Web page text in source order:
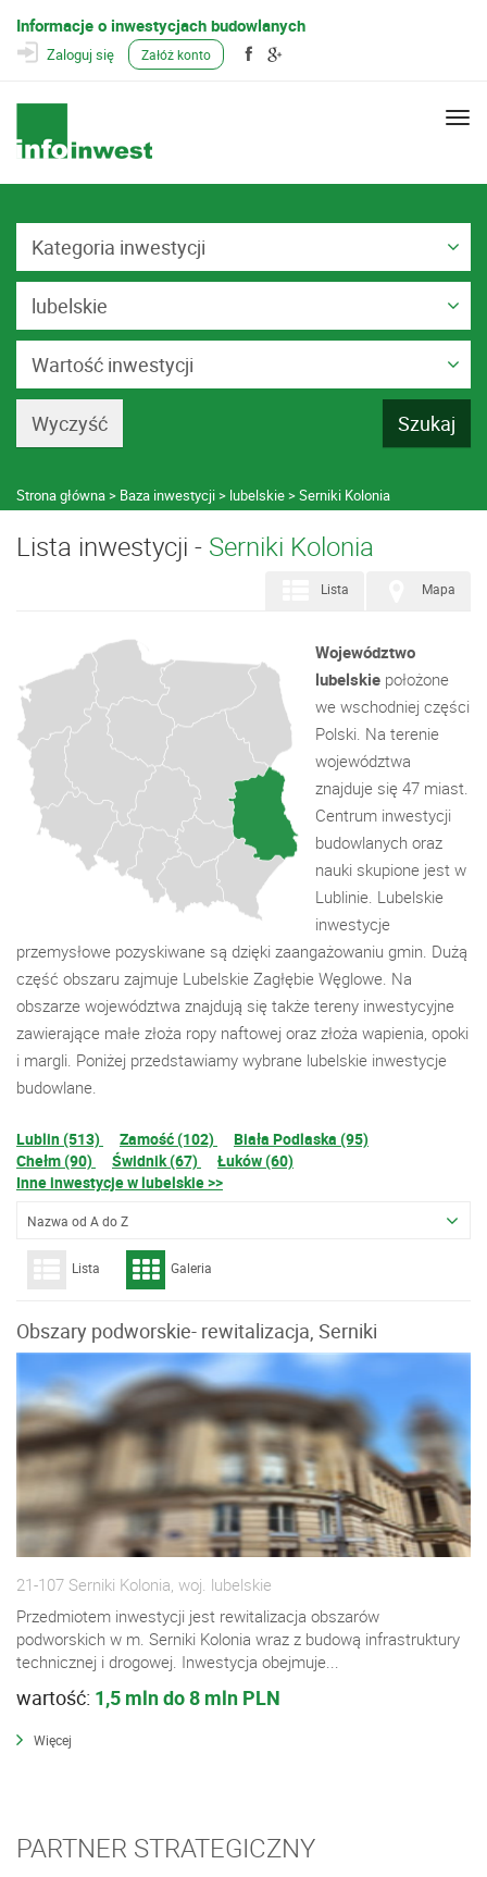
Informacje o inwestycjach budowlanych
Zaloguj się Załóż konto
Kategoria inwestycji
lubelskie
Wartość inwestycji
Strona główna Baza inwestycji lubelskie Serniki Kolonia
Lista inwestycji - Serniki Kolonia
Mapa
Lista
Województwo
lubelskie położone
we wschodniej części
Polski. Na terenie
województwa
znajduje się 47 miast.
Centrum inwestycji
budowlanych oraz
nauki skupione jest w
Lublinie. Lubelskie
inwestycje
przemysłowe pozyskiwane są dzięki zaangażowaniu gmin. Dużą
część obszaru zajmuje Lubelskie Zagłębie Węglowe. Na
obszarze województwa znajdują się także tereny inwestycyjne
zawierające małe złoża ropy naftowej oraz złoża wapienia, opoki
i margli. Poniżej przedstawiamy wybrane lubelskie inwestycje
budowlane.
Lublin (513) Zamość (102)
Biała Podlaska (95)
Chełm (90)
Świdnik (67)
Łuków (60)
Inne inwestycje w lubelskie >>
Nazwa od A do Z
Lista Galeria
Obszary podworskie- rewitalizacja, Serniki
21-107 Serniki Kolonia, woj. lubelskie
Przedmiotem inwestycji jest rewitalizacja obszarów
podworskich w m. Serniki Kolonia wraz z budową infrastruktury
technicznej i drogowej. Inwestycja obejmuje...
wartość: 1,5 mln do 8 mln PLN
Więcej
PARTNER STRATEGICZNY